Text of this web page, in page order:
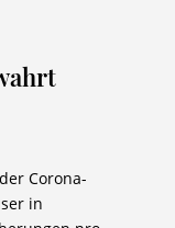
Corona-
in